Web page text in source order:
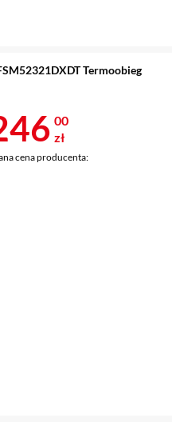
Termoobieg
1 246 zł
00
zł
cena producenta: